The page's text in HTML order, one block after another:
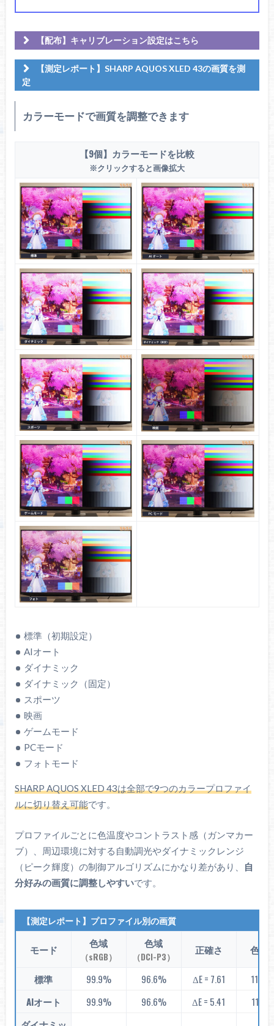
【配布】キャリブレーション設定はこちら
【測定レポート】SHARP AQUOS XLED 43の画質を測
定
Calibrite Display Plus HL (CCPLHL-PPV2)
備考：i1 Pro 2でMatrix補正済み
Amazonで探す
色の正確さ
※クリックすると画像拡大
グレーの正確さ カラーの正確さ
初期設定のまま sRGBモード
明るさ：432.7 cd/m²
グレーの正確さ：ΔE =
4.05
色の正確さ：ΔE = 7.61
色）
コントラスト比：
Inf：1
カラーモードで画質を調整できます
【9個】カラーモードを比較
※クリックすると画像拡大
標準（初期設定）
AIオート
ダイナミック
ダイナミック（固定）
スポーツ
映画
ゲームモード
PCモード
フォトモード
SHARP AQUOS XLED 43は全部で9つのカラープロファイ
ルに切り替え可能です。
プロファイルごとに色温度やコントラスト感（ガンマカー
ブ）、周辺環境に対する自動調光やダイナミックレンジ
（ピーク輝度）の制御アルゴリズムにかなり差があり、
自
分好みの画質に調整しやすいです。
【測定レポート】プロファイル別の画質
モード 色域
（sRGB）
色域
（DCI-P3）
正確さ 色温
標準 99.9% 96.6% ΔE = 7.61
AIオート
99.9% 96.6% ΔE = 5.41